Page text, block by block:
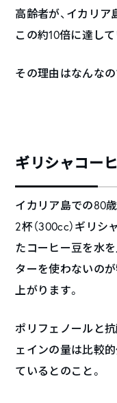
高齢者が、イカリ
この約10倍に達して
その理由はなんな
ギリシャコー
イカリア島での80
2杯（300cc）ギリ
たコーヒー豆を水
ターを使わないの
上がります。
ポリフェノールと
ェインの量は比較
ているとのこと。